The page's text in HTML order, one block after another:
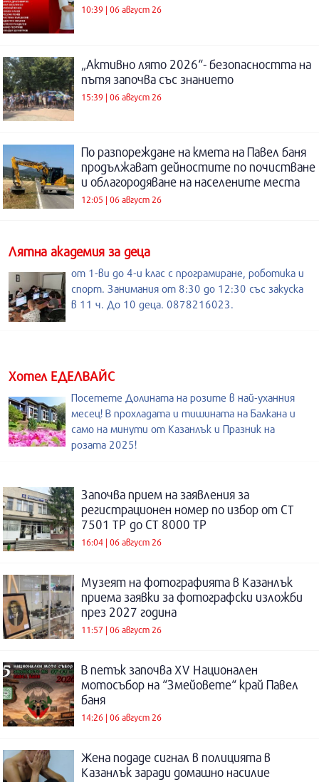
10:39 | 06 август 26
„Активно лято 2026“- безопасността на
пътя започва със знанието
15:39 | 06 август 26
По разпореждане на кмета на Павел баня
продължават дейностите по почистване
и облагородяване на населените места
12:05 | 06 август 26
Лятна академия за деца
от 1-ви до 4-и клас с програмиране, роботика и
спорт. Занимания от 8:30 до 12:30 със закуска
в 11 ч. До 10 деца. 0878216023.
Хотел ЕДЕЛВАЙС
Посетете Долината на розите в най-уханния
месец! В прохладата и тишината на Балкана и
само на минути от Казанлък и Празник на
розата 2025!
Започва прием на заявления за
регистрационен номер по избор от СТ
7501 ТР до СТ 8000 ТР
16:04 | 06 август 26
Музеят на фотографията в Казанлък
приема заявки за фотографски изложби
през 2027 година
11:57 | 06 август 26
В петък започва XV Национален
мотосъбор на “Змейовете“ край Павел
баня
14:26 | 06 август 26
Жена подаде сигнал в полицията в
Казанлък заради домашно насилие